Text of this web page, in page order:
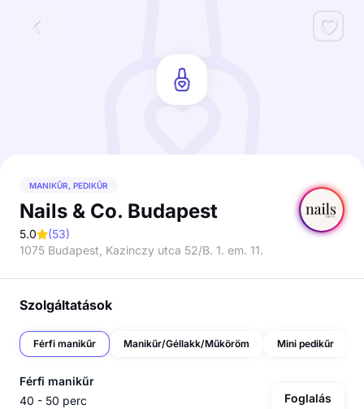
MANIKŰR, PEDIKŰR
Nails & Co. Budapest
5.0 (53)
1075 Budapest, Kazinczy utca 52/B. 1. em. 11.
Szolgáltatások
Férfi manikűr Manikűr/Géllakk/Műköröm Mini pedikűr
Férfi manikűr
40 - 50 perc
Foglalás